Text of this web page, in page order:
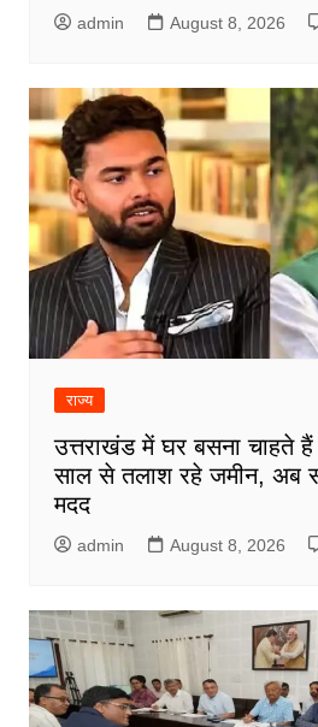
admin August 8, 2026
राज्य
उत्तराखंड में घर बसना चाहते
साल से तलाश रहे जमीन, अब
मदद
admin August 8, 2026